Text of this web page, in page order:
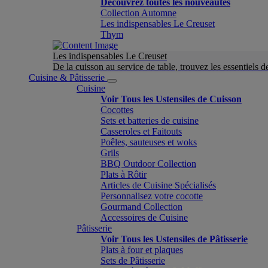
Découvrez toutes les nouveautés
Collection Automne
Les indispensables Le Creuset
Thym
Les indispensables Le Creuset
De la cuisson au service de table, trouvez les essentiels
Cuisine & Pâtisserie
Cuisine
Voir Tous les Ustensiles de Cuisson
Cocottes
Sets et batteries de cuisine
Casseroles et Faitouts
Poêles, sauteuses et woks
Grils
BBQ Outdoor Collection
Plats à Rôtir
Articles de Cuisine Spécialisés
Personnalisez votre cocotte
Gourmand Collection
Accessoires de Cuisine
Pâtisserie
Voir Tous les Ustensiles de Pâtisserie
Plats à four et plaques
Sets de Pâtisserie